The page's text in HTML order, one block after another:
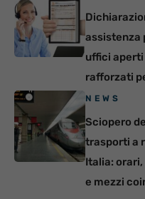
assistenza
uffici
rafforzati
NEWS
Sciopero
trasporti a
Italia:
e mezzi